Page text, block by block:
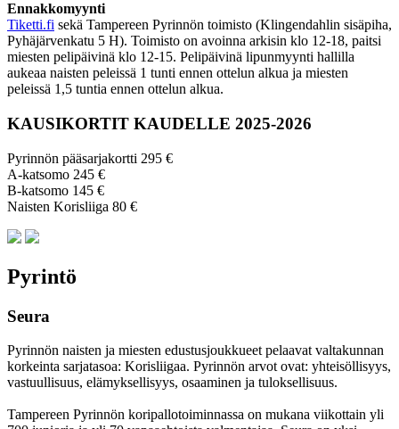
Ennakkomyynti
Tiketti.fi sekä Tampereen Pyrinnön toimisto (Klingendahlin sisäpiha,
Pyhäjärvenkatu 5 H). Toimisto on avoinna arkisin klo 12-18, paitsi
miesten pelipäivinä klo 12-15. Pelipäivinä lipunmyynti hallilla
aukeaa naisten peleissä 1 tunti ennen ottelun alkua ja miesten
peleissä 1,5 tuntia ennen ottelun alkua.
KAUSIKORTIT KAUDELLE 2025-2026
Pyrinnön pääsarjakortti 295 €
A-katsomo 245 €
B-katsomo 145 €
Naisten Korisliiga 80 €
Pyrintö
Seura
Pyrinnön naisten ja miesten edustusjoukkueet pelaavat valtakunnan
korkeinta sarjatasoa: Korisliigaa. Pyrinnön arvot ovat: yhteisöl­lisyys,
vastuul­lisuus, elämyk­sellisyys, osaaminen ja tulok­sellisuus.
Tampereen Pyrinnön kori­pallo­toimin­nassa on mukana viikottain yli